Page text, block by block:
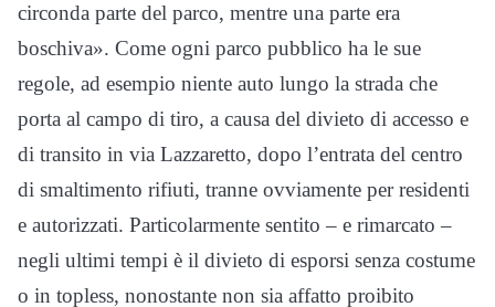
circonda parte del parco, mentre una parte era
boschiva». Come ogni parco pubblico ha le sue
regole, ad esempio niente auto lungo la strada che
porta al campo di tiro, a causa del divieto di accesso e
di transito in via Lazzaretto, dopo l’entrata del centro
di smaltimento rifiuti, tranne ovviamente per residenti
e autorizzati. Particolarmente sentito – e rimarcato –
negli ultimi tempi è il divieto di esporsi senza costume
o in topless, nonostante non sia affatto proibito